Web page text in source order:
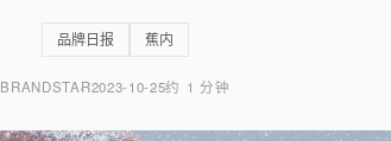
品牌日报 蕉内
BRANDSTAR2023-10-25约 1 分钟